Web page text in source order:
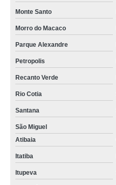
Monte Santo
Morro do Macaco
Parque Alexandre
Petropolis
Recanto Verde
Rio Cotia
Santana
São Miguel
Atibaia
Itatiba
Itupeva